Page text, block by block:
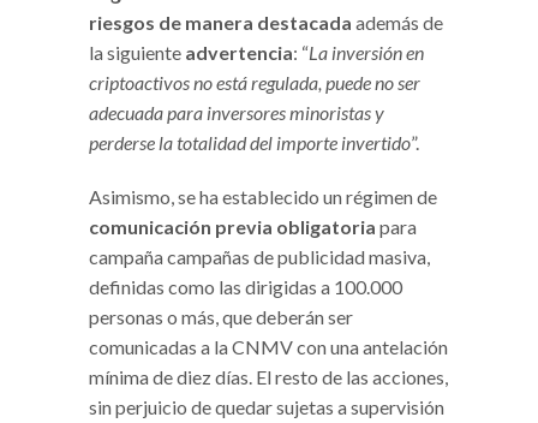
riesgos de manera destacada además de
la siguiente advertencia: “La inversión en
criptoactivos no está regulada, puede no ser
adecuada para inversores minoristas y
perderse la totalidad del importe invertido”.
Asimismo, se ha establecido un régimen de
comunicación previa obligatoria para
campaña campañas de publicidad masiva,
definidas como las dirigidas a 100.000
personas o más, que deberán ser
comunicadas a la CNMV con una antelación
mínima de diez días. El resto de las acciones,
sin perjuicio de quedar sujetas a supervisión